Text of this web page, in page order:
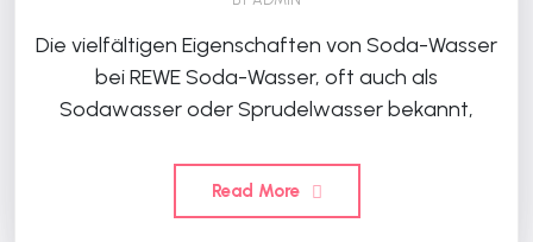
Die vielfältigen Eigenschaften von Soda-Wasser
bei REWE Soda-Wasser, oft auch als
Sodawasser oder Sprudelwasser bekannt,
Read More